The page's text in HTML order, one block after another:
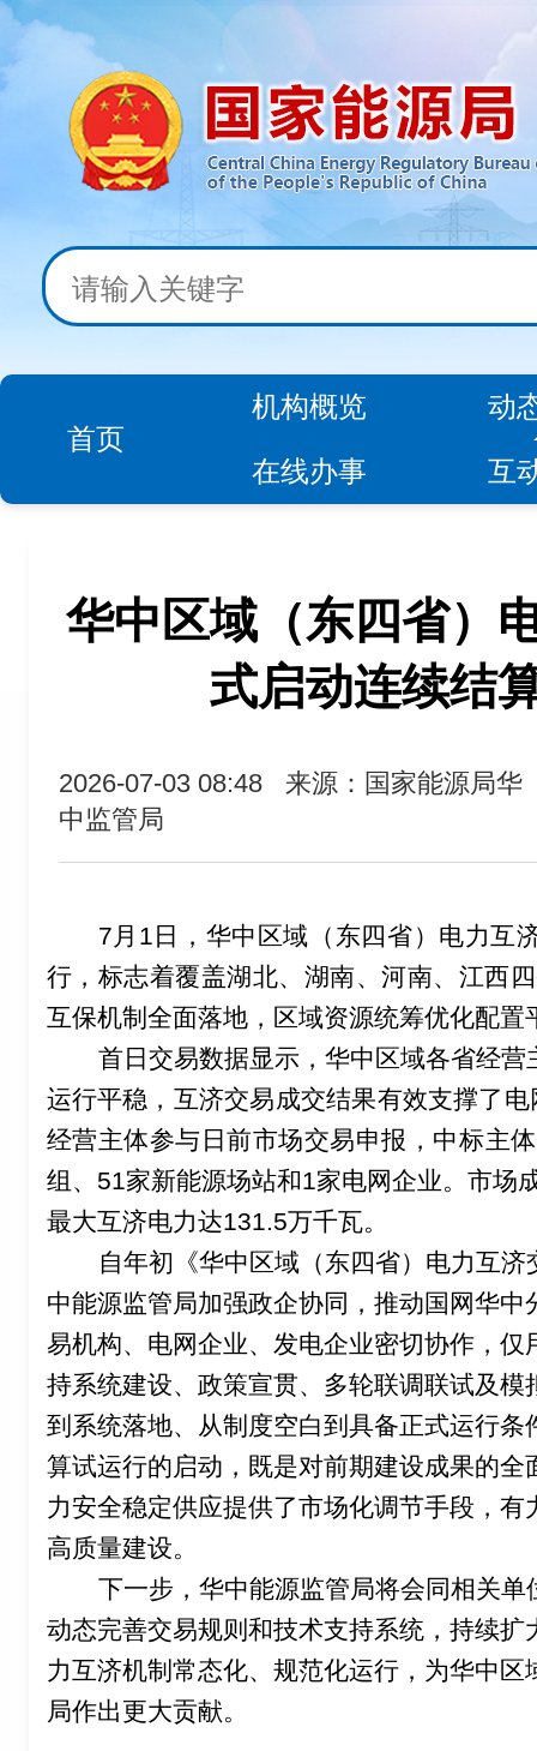
首页
机构概览
动
在线办事
互
华中区域（东四省）
式启动连续结
2026-07-03 08:48
来源：国家能源局华
中监管局
7 月 1 日，华中区域（东四省）电力互
行，标志着覆盖湖北、湖南、河南、江西
互保机制全面落地，区域资源统筹优化配置
首日交易数据显示，华中区域各省经
运行平稳，互济交易成交结果有效支撑了
经营主体参与日前市场交易申报，中标主体
组、 51家新能源场站和1家电网企业。市场
最大互济电力达131.5万千瓦。
自年初《华中区域（东四省）电力互
中能源监管局加强政企协同，推动国网华
易机构、电网企业、发电企业密切协作，
持系统建设、政策宣贯、多轮联调联试及
到系统落地、从制度空白到具备正式运行
算试运行的启动，既是对前期建设成果的
力安全稳定供应提供了市场化调节手段，
高质量建设。
下一步，华中能源监管局将会同相关
动态完善交易规则和技术支持系统，持续
力互济机制常态化、规范化运行，为华中
局作出更大贡献。